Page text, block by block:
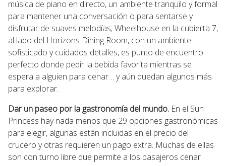
música de piano en directo, un ambiente tranquilo y formal
para mantener una conversación o para sentarse y
disfrutar de suaves melodías; Wheelhouse en la cubierta 7,
al lado del Horizons Dining Room, con un ambiente
sofisticado y cuidados detalles, es punto de encuentro
perfecto donde pedir la bebida favorita mientras se
espera a alguien para cenar… y aún quedan algunos más
para explorar.
Dar un paseo por la gastronomía del mundo. En el Sun
Princess hay nada menos que 29 opciones gastronómicas
para elegir, algunas están incluidas en el precio del
crucero y otras requieren un pago extra. Muchas de ellas
son con turno libre que permite a los pasajeros cenar